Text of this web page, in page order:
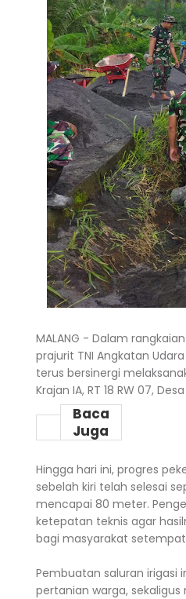
MALANG - Dalam
prajurit TNI Angkatan
terus bersinergi
Krajan IA, RT 18 RW 07,
Baca
Juga
Hingga hari ini, progres
sebelah kiri telah selesai
mencapai 80 meter.
ketepatan teknis agar
bagi masyarakat
Pembuatan saluran irigasi
pertanian warga,